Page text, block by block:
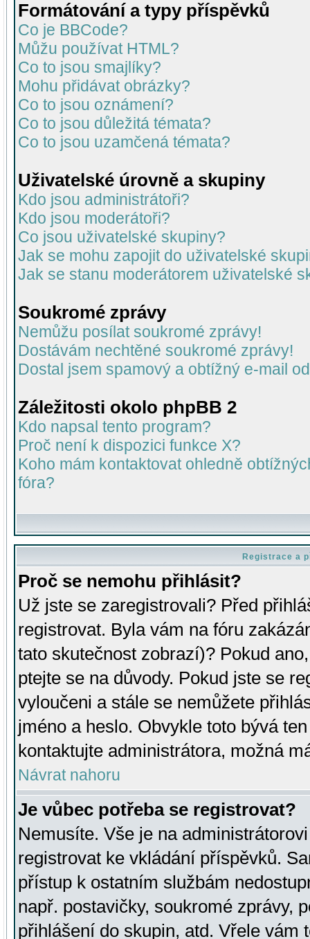
Formátování a typy příspěvků
Co je BBCode?
Můžu používat HTML?
Co to jsou smajlíky?
Mohu přidávat obrázky?
Co to jsou oznámení?
Co to jsou důležitá témata?
Co to jsou uzamčená témata?
Uživatelské úrovně a skupiny
Kdo jsou administrátoři?
Kdo jsou moderátoři?
Co jsou uživatelské skupiny?
Jak se mohu zapojit do uživatelské
Jak se stanu moderátorem uživatelské
Soukromé zprávy
Nemůžu posílat soukromé zprávy!
Dostávám nechtěné soukromé zprávy!
Dostal jsem spamový a obtížný e-mail
Záležitosti okolo phpBB 2
Kdo napsal tento program?
Proč není k dispozici funkce X?
Koho mám kontaktovat ohledně
fóra?
Registrace a
Proč se nemohu přihlásit?
Už jste se zaregistrovali? Před
registrovat. Byla vám na fóru
tato skutečnost zobrazí)? Pokud
ptejte se na důvody. Pokud jste se
vyloučeni a stále se nemůžete
jméno a heslo. Obvykle toto bývá
kontaktujte administrátora, možná
Návrat nahoru
Je vůbec potřeba se registrovat?
Nemusíte. Vše je na
registrovat ke vkládání příspěvků.
přístup k ostatním službám
např. postavičky, soukromé zprávy,
přihlášení do skupin, atd. Vřele vám